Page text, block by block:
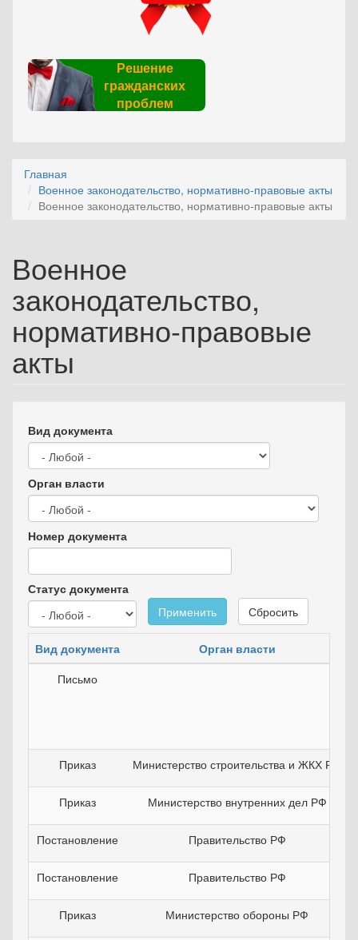
Решение
гражданских
проблем
Главная
Военное законодательство, нормативно-правовые акты
Военное законодательство, нормативно-правовые акты
Военное
законодательство,
нормативно-правовые
акты
Вид документа
Орган власти
Номер документа
Статус документа
Применить
Сбросить
Вид документа Орган власти
Письмо
Приказ Министерство строительства и ЖКХ РФ
Приказ Министерство внутренних дел РФ
Постановление Правительство РФ
Постановление Правительство РФ
Приказ Министерство обороны РФ